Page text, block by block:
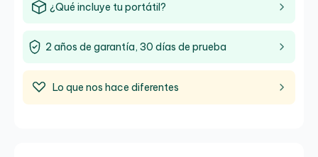
¿Qué incluye tu portátil?
2 años de garantía, 30 días de prueba
Lo que nos hace diferentes